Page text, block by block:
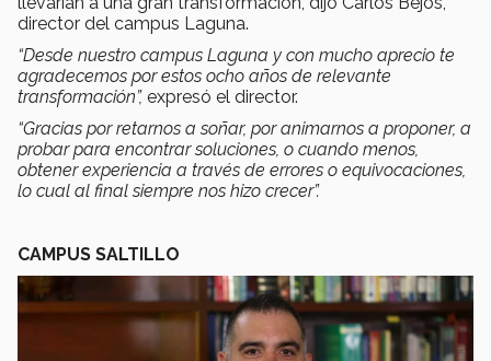
director del campus Laguna.
“Desde nuestro campus Laguna y con mucho aprecio te
agradecemos por estos ocho años de relevante
transformación”, expresó el director.
“Gracias por retarnos a soñar, por animarnos a proponer, a
probar para encontrar soluciones, o cuando menos,
obtener experiencia a través de errores o equivocaciones,
lo cual al final siempre nos hizo crecer”.
CAMPUS SALTILLO